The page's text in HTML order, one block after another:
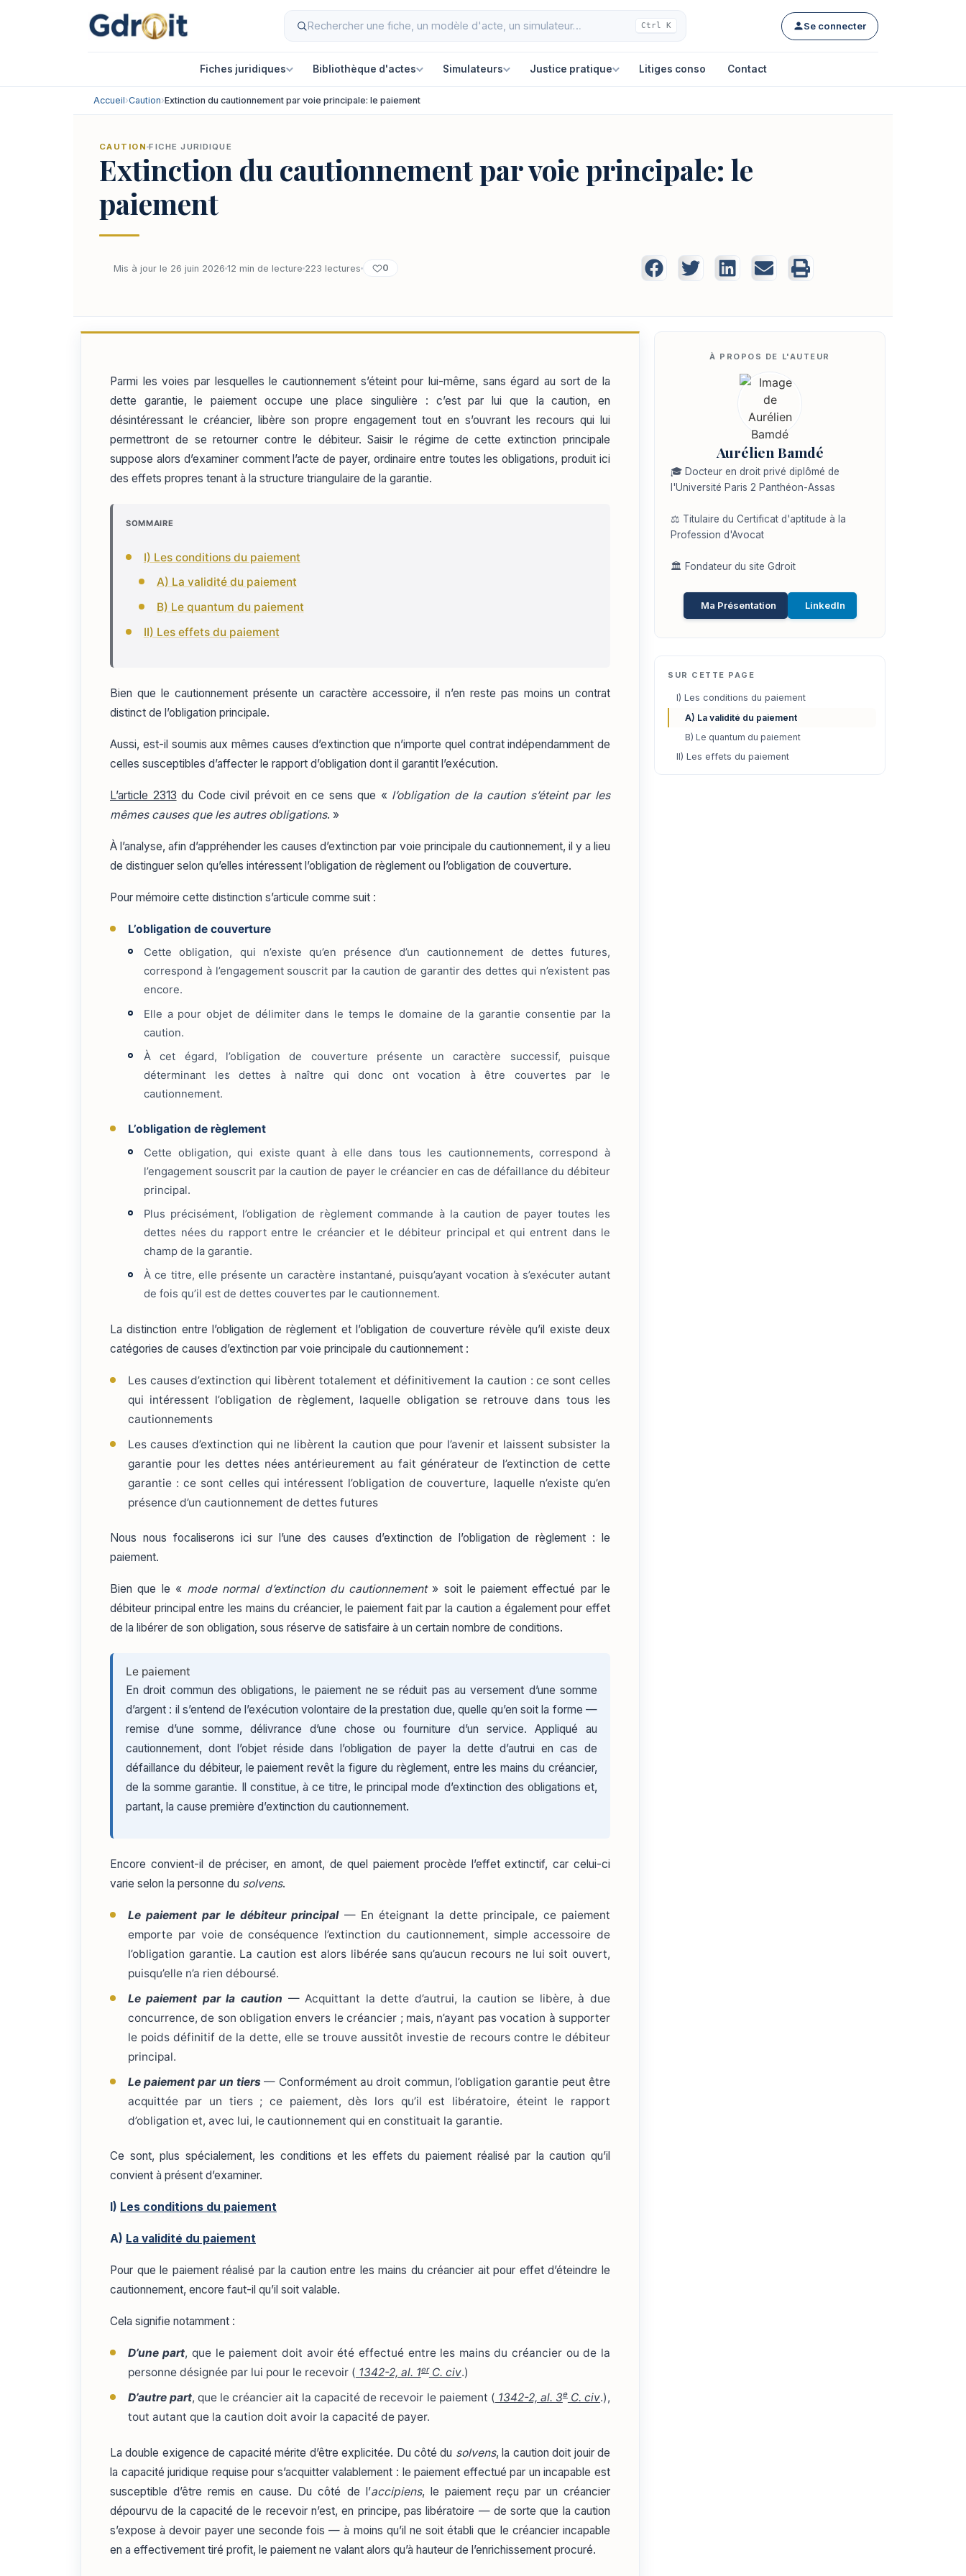
Ctrl K Se connecter
Fiches juridiques Bibliothèque d'actes Simulateurs Justice pratique Litiges conso Contact
Accueil›Caution›Extinction du cautionnement par voie principale: le paiement
CAUTION FICHE JURIDIQUE
Extinction du cautionnement par voie principale: le
paiement
Mis à jour le 26 juin 2026 12 min de lecture 223 lectures 0
Parmi les voies par lesquelles le cautionnement s’éteint pour lui-même, sans égard au sort de la
dette garantie, le paiement occupe une place singulière : c’est par lui que la caution, en
désintéressant le créancier, libère son propre engagement tout en s’ouvrant les recours qui lui
permettront de se retourner contre le débiteur. Saisir le régime de cette extinction principale
suppose alors d’examiner comment l’acte de payer, ordinaire entre toutes les obligations, produit ici
des effets propres tenant à la structure triangulaire de la garantie.
SOMMAIRE
I) Les conditions du paiement
A) La validité du paiement
B) Le quantum du paiement
II) Les effets du paiement
Bien que le cautionnement présente un caractère accessoire, il n’en reste pas moins un contrat
distinct de l’obligation principale.
Aussi, est-il soumis aux mêmes causes d’extinction que n’importe quel contrat indépendamment de
celles susceptibles d’affecter le rapport d’obligation dont il garantit l’exécution.
L’article 2313 du Code civil prévoit en ce sens que « l’obligation de la caution s’éteint par les
mêmes causes que les autres obligations. »
À l’analyse, afin d’appréhender les causes d’extinction par voie principale du cautionnement, il y a lieu
de distinguer selon qu’elles intéressent l’obligation de règlement ou l’obligation de couverture.
Pour mémoire cette distinction s’articule comme suit :
L’obligation de couverture
Cette obligation, qui n’existe qu’en présence d’un cautionnement de dettes futures,
correspond à l’engagement souscrit par la caution de garantir des dettes qui n’existent pas
encore.
Elle a pour objet de délimiter dans le temps le domaine de la garantie consentie par la
caution.
À cet égard, l’obligation de couverture présente un caractère successif, puisque
déterminant les dettes à naître qui donc ont vocation à être couvertes par le
cautionnement.
L’obligation de règlement
Cette obligation, qui existe quant à elle dans tous les cautionnements, correspond à
l’engagement souscrit par la caution de payer le créancier en cas de défaillance du débiteur
principal.
Plus précisément, l’obligation de règlement commande à la caution de payer toutes les
dettes nées du rapport entre le créancier et le débiteur principal et qui entrent dans le
champ de la garantie.
À ce titre, elle présente un caractère instantané, puisqu’ayant vocation à s’exécuter autant
de fois qu’il est de dettes couvertes par le cautionnement.
La distinction entre l’obligation de règlement et l’obligation de couverture révèle qu’il existe deux
catégories de causes d’extinction par voie principale du cautionnement :
Les causes d’extinction qui libèrent totalement et définitivement la caution : ce sont celles
qui intéressent l’obligation de règlement, laquelle obligation se retrouve dans tous les
cautionnements
Les causes d’extinction qui ne libèrent la caution que pour l’avenir et laissent subsister la
garantie pour les dettes nées antérieurement au fait générateur de l’extinction de cette
garantie : ce sont celles qui intéressent l’obligation de couverture, laquelle n’existe qu’en
présence d’un cautionnement de dettes futures
Nous nous focaliserons ici sur l’une des causes d’extinction de l’obligation de règlement : le
paiement.
Bien que le « mode normal d’extinction du cautionnement» soit le paiement effectué par le
débiteur principal entre les mains du créancier, le paiement fait par la caution a également pour effet
de la libérer de son obligation, sous réserve de satisfaire à un certain nombre de conditions.
Le paiement
En droit commun des obligations, le paiement ne se réduit pas au versement d’une somme
d’argent : il s’entend de l’exécution volontaire de la prestation due, quelle qu’en soit la forme —
remise d’une somme, délivrance d’une chose ou fourniture d’un service. Appliqué au
cautionnement, dont l’objet réside dans l’obligation de payer la dette d’autrui en cas de
défaillance du débiteur, le paiement revêt la figure du règlement, entre les mains du créancier,
de la somme garantie. Il constitue, à ce titre, le principal mode d’extinction des obligations et,
partant, la cause première d’extinction du cautionnement.
Encore convient-il de préciser, en amont, de quel paiement procède l’effet extinctif, car celui-ci
varie selon la personne du solvens.
Le paiement par le débiteur principal— En éteignant la dette principale, ce paiement
emporte par voie de conséquence l’extinction du cautionnement, simple accessoire de
l’obligation garantie. La caution est alors libérée sans qu’aucun recours ne lui soit ouvert,
puisqu’elle n’a rien déboursé.
Le paiement par la caution — Acquittant la dette d’autrui, la caution se libère, à due
concurrence, de son obligation envers le créancier ; mais, n’ayant pas vocation à supporter
le poids définitif de la dette, elle se trouve aussitôt investie de recours contre le débiteur
principal.
Le paiement par un tiers — Conformément au droit commun, l’obligation garantie peut être
acquittée par un tiers ; ce paiement, dès lors qu’il est libératoire, éteint le rapport
d’obligation et, avec lui, le cautionnement qui en constituait la garantie.
Ce sont, plus spécialement, les conditions et les effets du paiement réalisé par la caution qu’il
convient à présent d’examiner.
I) Les conditions du paiement
A) La validité du paiement
Pour que le paiement réalisé par la caution entre les mains du créancier ait pour effet d’éteindre le
cautionnement, encore faut-il qu’il soit valable.
Cela signifie notamment :
D’une part, que le paiement doit avoir été effectué entre les mains du créancier ou de la
personne désignée par lui pour le recevoir ( 1342-2, al. 1erC. civ.)
D’autre part, que le créancier ait la capacité de recevoir le paiement ( 1342-2, al. 3eC. civ.),
tout autant que la caution doit avoir la capacité de payer.
La double exigence de capacité mérite d’être explicitée. Du côté du solvens, la caution doit jouir de
la capacité juridique requise pour s’acquitter valablement : le paiement effectué par un incapable est
susceptible d’être remis en cause. Du côté de l’accipiens, le paiement reçu par un créancier
dépourvu de la capacité de le recevoir n’est, en principe, pas libératoire — de sorte que la caution
s’expose à devoir payer une seconde fois — à moins qu’il ne soit établi que le créancier incapable
en a effectivement tiré profit, le paiement ne valant alors qu’à hauteur de l’enrichissement procuré.
Aurélien Bamdé
🎓 Docteur en droit privé diplômé de
l'Université Paris 2 Panthéon-Assas
⚖️ Titulaire du Certificat d'aptitude à la
Profession d'Avocat
🏛️ Fondateur du site Gdroit
Ma Présentation LinkedIn
SUR CETTE PAGE
I) Les conditions du paiement
A) La validité du paiement
B) Le quantum du paiement
II) Les effets du paiement